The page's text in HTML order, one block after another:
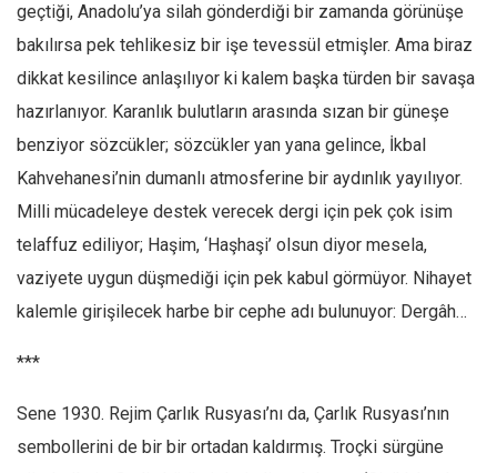
Spor
Manzara
Gıda-Beslenme
Hayat
Türkiye
Siyaset
Dünya
Avrupa
İslam Dünyası
geçtiği, Anadolu’ya silah gönderdiği bir zamanda görünüşe
bakılırsa pek tehlikesiz bir işe tevessül etmişler. Ama biraz
dikkat kesilince anlaşılıyor ki kalem başka türden bir savaşa
hazırlanıyor. Karanlık bulutların arasında sızan bir güneşe
benziyor sözcükler; sözcükler yan yana gelince, İkbal
Kahvehanesi’nin dumanlı atmosferine bir aydınlık yayılıyor.
Milli mücadeleye destek verecek dergi için pek çok isim
telaffuz ediliyor; Haşim, ‘Haşhaşi’ olsun diyor mesela,
vaziyete uygun düşmediği için pek kabul görmüyor. Nihayet
kalemle girişilecek harbe bir cephe adı bulunuyor: Dergâh…
***
Sene 1930. Rejim Çarlık Rusyası’nı da, Çarlık Rusyası’nın
sembollerini de bir bir ortadan kaldırmış. Troçki sürgüne